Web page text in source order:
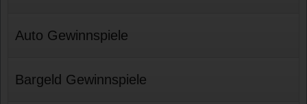
Auto Gewinnspiele
Bargeld Gewinnspiele